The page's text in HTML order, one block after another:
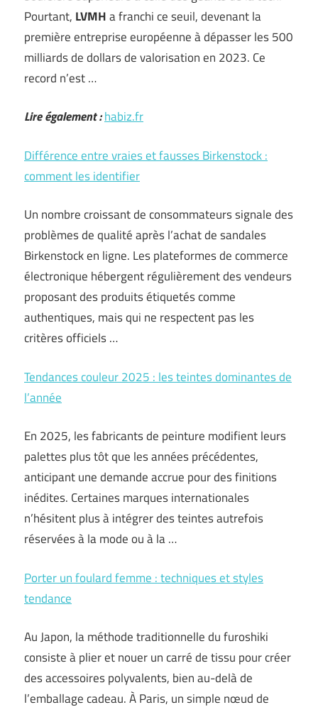
Pourtant, LVMHa franchi ce seuil, devenant la
première entreprise européenne à dépasser les 500
milliards de dollars de valorisation en 2023. Ce
record n’est …
Lire également :habiz.fr
Différence entre vraies et fausses Birkenstock :
comment les identifier
Un nombre croissant de consommateurs signale des
problèmes de qualité après l’achat de sandales
Birkenstock en ligne. Les plateformes de commerce
électronique hébergent régulièrement des vendeurs
proposant des produits étiquetés comme
authentiques, mais qui ne respectent pas les
critères officiels …
Tendances couleur 2025 : les teintes dominantes de
l’année
En 2025, les fabricants de peinture modifient leurs
palettes plus tôt que les années précédentes,
anticipant une demande accrue pour des finitions
inédites. Certaines marques internationales
n’hésitent plus à intégrer des teintes autrefois
réservées à la mode ou à la …
Porter un foulard femme : techniques et styles
tendance
Au Japon, la méthode traditionnelle du furoshiki
consiste à plier et nouer un carré de tissu pour créer
des accessoires polyvalents, bien au-delà de
l’emballage cadeau. À Paris, un simple nœud de